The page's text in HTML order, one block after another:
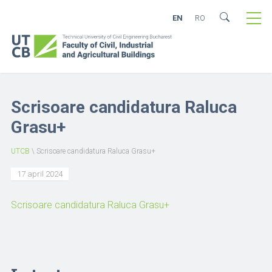
EN RO
Scrisoare candidatura Raluca
Grasu+
UTCB \ Scrisoare candidatura Raluca Grasu+
17 april 2024
Scrisoare candidatura Raluca Grasu+